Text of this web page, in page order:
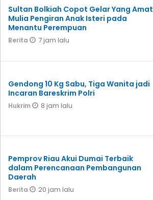
Sultan Bolkiah Copot Gelar Yang Amat
Mulia Pengiran Anak Isteri pada
Menantu Perempuan
Berita 7 jam lalu
Gendong 10 Kg Sabu, Tiga Wanita jadi
Incaran Bareskrim Polri
Hukrim 8 jam lalu
Pemprov Riau Akui Dumai Terbaik
dalam Perencanaan Pembangunan
Daerah
Berita 20 jam lalu